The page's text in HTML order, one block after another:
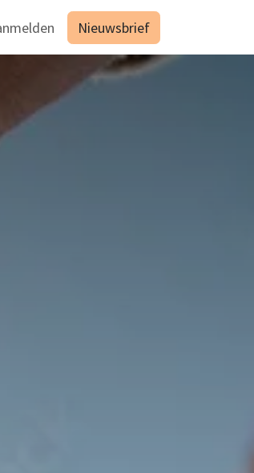
Geïntegreerd lichaamsgericht
Nieuwsbrief